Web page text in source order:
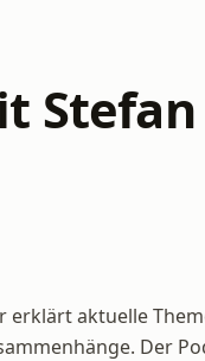
aktuelle
Der